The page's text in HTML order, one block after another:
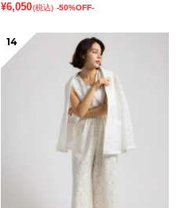
¥6,050(税込) -50%OFF-
14